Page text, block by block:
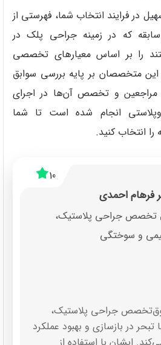
در فرایند انتخاب شما، فهرستی از
که در زمینه جراحی پلک در
را بر اساس معیارهای تخصصی
این متخصصان بر پایه بررسی سوابق
مراجعین و تخصص آن‌ها در اجرای
انجام شده است تا شما
را انتخاب کنید.
10
فرهام احمدی
تخصص جراحی پلاستیک،
و سوختگی
جراحی پلاستیک،
در بازسازی و بهبود عملکرد